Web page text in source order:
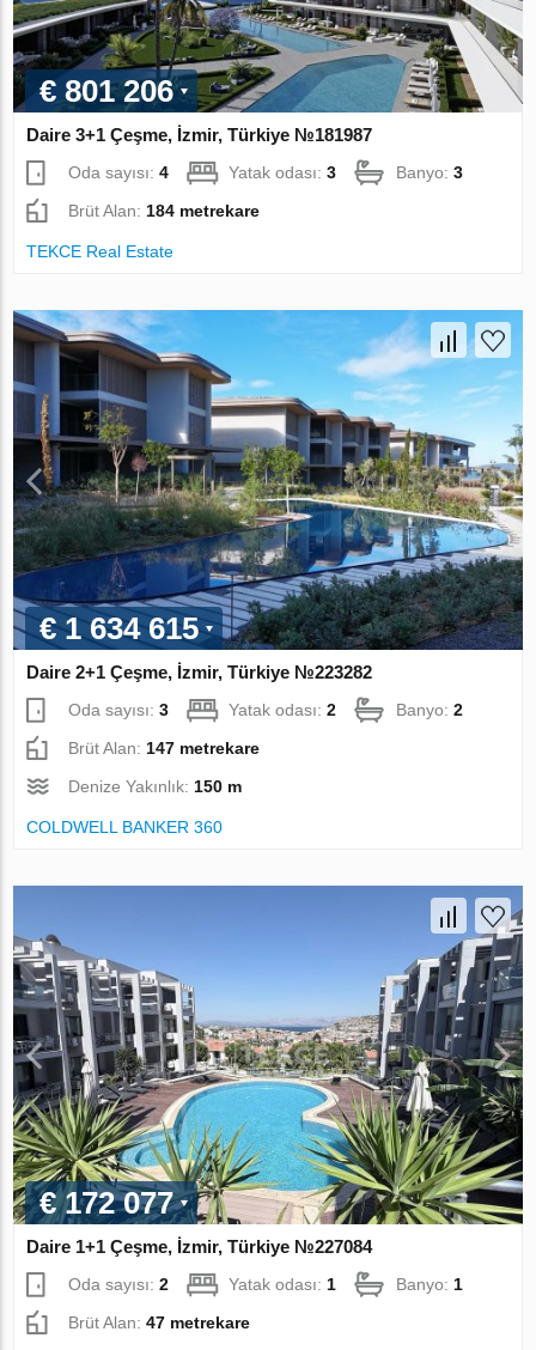
€ 801 206
Daire 3+1 Çeşme, İzmir, Türkiye №181987
Oda sayısı:4 Yatak odası:3 Banyo:3
Brüt Alan: 184 metrekare
TEKCE Real Estate
€ 1 634 615
Daire 2+1 Çeşme, İzmir, Türkiye №223282
Oda sayısı:3 Yatak odası:2 Banyo:2
Brüt Alan: 147 metrekare
Denize Yakınlık: 150 m
COLDWELL BANKER 360
€ 172 077
Daire 1+1 Çeşme, İzmir, Türkiye №227084
Oda sayısı:2 Yatak odası:1 Banyo:1
Brüt Alan:47 metrekare